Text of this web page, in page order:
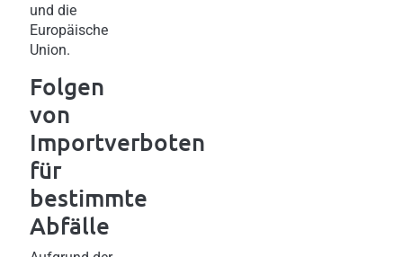
und die
Europäische
Union.
Folgen
von
Importverboten
für
bestimmte
Abfälle